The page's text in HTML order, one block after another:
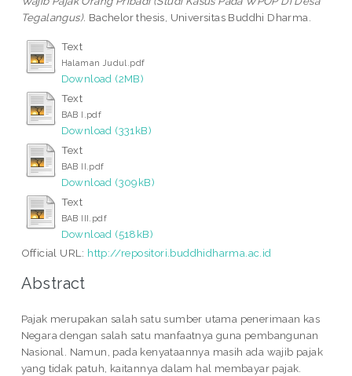
Tegalangus). Bachelor thesis, Universitas Buddhi Dharma.
Text
Halaman Judul.pdf
Download (2MB)
Text
BAB I.pdf
Download (331kB)
Text
BAB II.pdf
Download (309kB)
Text
BAB III.pdf
Download (518kB)
Official URL: http://repositori.buddhidharma.ac.id
Abstract
Pajak merupakan salah satu sumber utama penerimaan kas
Negara dengan salah satu manfaatnya guna pembangunan
Nasional. Namun, pada kenyataannya masih ada wajib pajak
yang tidak patuh, kaitannya dalam hal membayar pajak.